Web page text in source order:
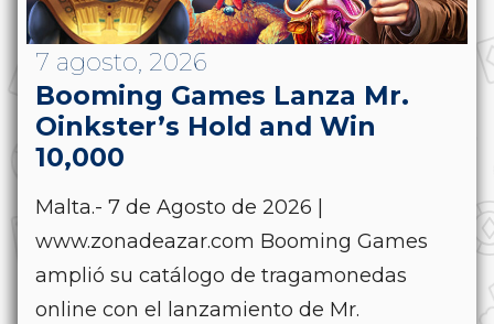
7 agosto, 2026
Booming Games Lanza Mr.
Oinkster’s Hold and Win
10,000
Malta.- 7 de Agosto de 2026 |
www.zonadeazar.com Booming Games
amplió su catálogo de tragamonedas
online con el lanzamiento de Mr.